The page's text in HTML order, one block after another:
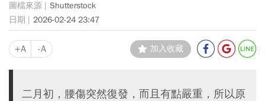
Shutterstock
2026-02-24 23:47
+A -A 加入收藏
二月初，腰傷突然復發，而且有點嚴重，所以原